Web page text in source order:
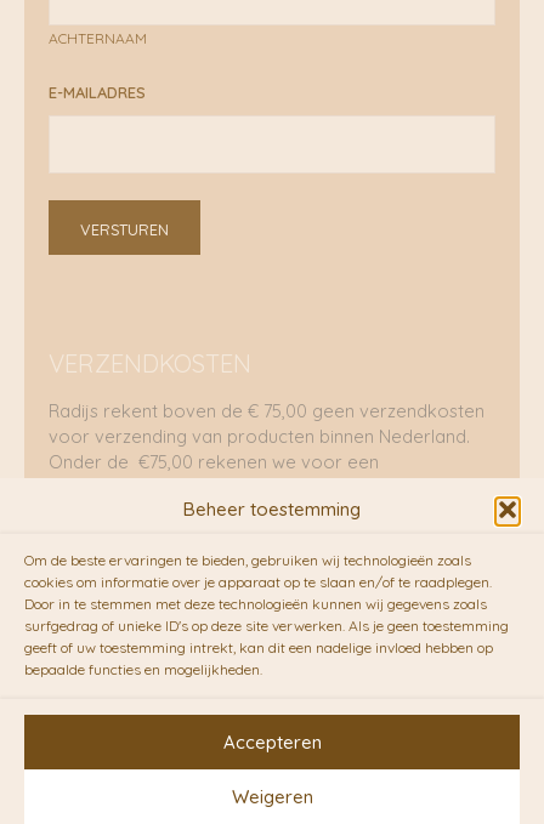
Beheer toestemming
Om de beste ervaringen te bieden, gebruiken wij technologieën zoals
cookies om informatie over je apparaat op te slaan en/of te raadplegen.
Door in te stemmen met deze technologieën kunnen wij gegevens zoals
surfgedrag of unieke ID's op deze site verwerken. Als je geen toestemming
geeft of uw toestemming intrekt, kan dit een nadelige invloed hebben op
bepaalde functies en mogelijkheden.
Accepteren
Weigeren
ACHTERNAAM
E-MAILADRES
VERSTUREN
VERZENDKOSTEN
Radijs rekent boven de € 75,00 geen verzendkosten
voor verzending van producten binnen Nederland.
Onder de €75,00 rekenen we voor een
RADIJS werkt samen met de duurzame bezorgdienst
vanFietskoeriers.nl. Pakketten (mits voorradig) voor
10.00 uur besteld op een doordeweekse dag,
bezorgen zij soms nog op dezelfde dag in de
avonduren! Brievenbuspakjes de volgende dag. En
waar mogelijk ook echt op de fiets!!